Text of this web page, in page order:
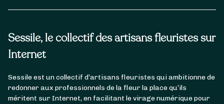
Sessile, le collectif des artisans fleuristes sur
Internet
Sessile est un collectif d’artisans fleuristes qui ambitionne de
redonner aux professionnels de la fleur la place qu’ils
méritent sur Internet, en facilitant le virage numérique pour